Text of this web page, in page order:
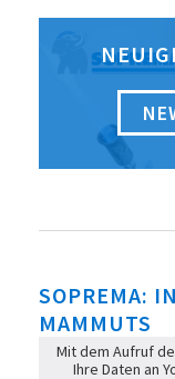
SOPREMA:
MAMMUTS
Mit dem Aufruf
Ihre Daten an